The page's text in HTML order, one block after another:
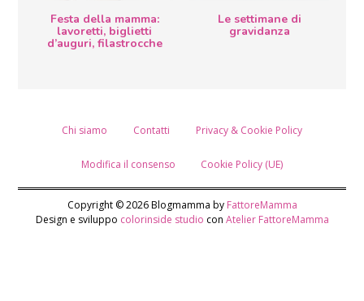
Festa della mamma:
lavoretti, biglietti
d’auguri, filastrocche
Le settimane di
gravidanza
Chi siamo Contatti Privacy & Cookie Policy
Modifica il consenso Cookie Policy (UE)
Copyright © 2026 Blogmamma by FattoreMamma
Design e sviluppo colorinside studio con Atelier FattoreMamma